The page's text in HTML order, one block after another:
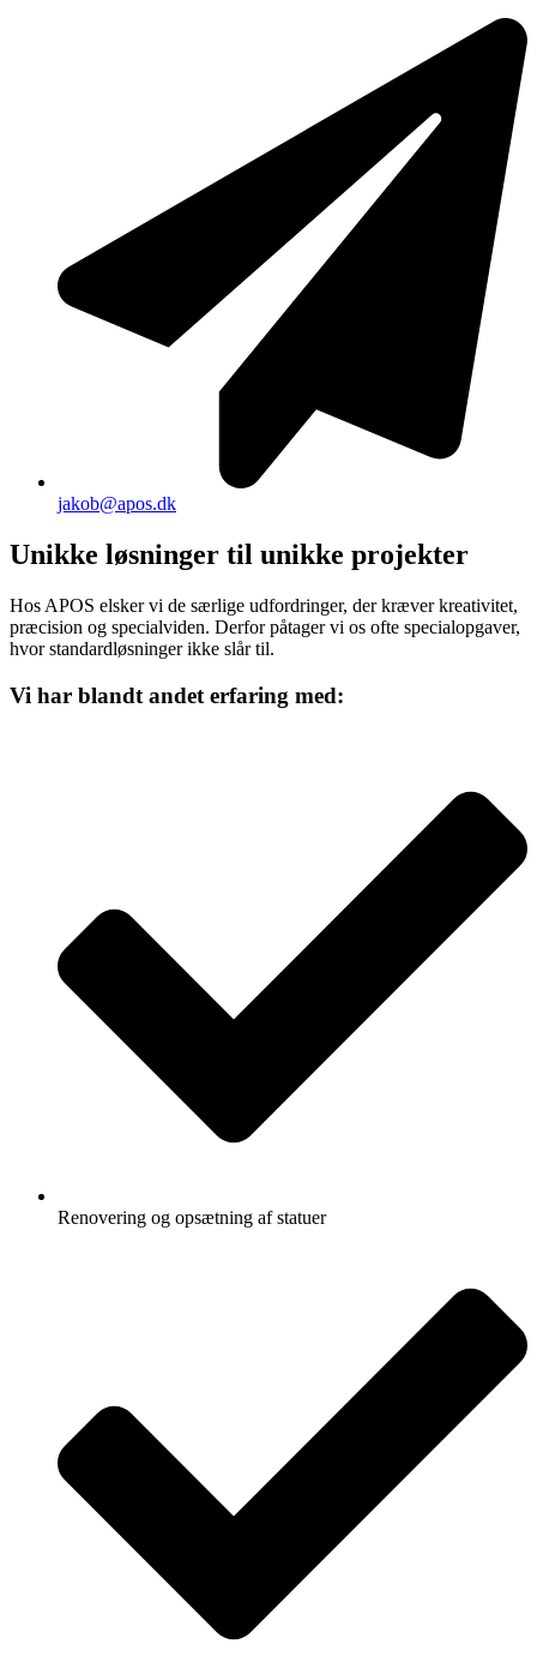
jakob@apos.dk
Unikke løsninger til unikke projekter
Hos APOS elsker vi de særlige udfordringer, der kræver kreativitet,
præcision og specialviden. Derfor påtager vi os ofte specialopgaver,
hvor standardløsninger ikke slår til.
Vi har blandt andet erfaring med:
Renovering og opsætning af statuer